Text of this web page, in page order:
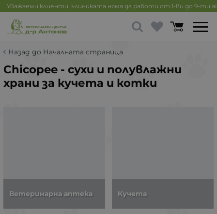
Уважаеми клиенти, клиниката няма да работи от 1-ви до 9-ти
Назад до Началната страница
Chicopee - сухи и полувлажни
храни за кучета и котки
Ветеринарна аптека Кучета